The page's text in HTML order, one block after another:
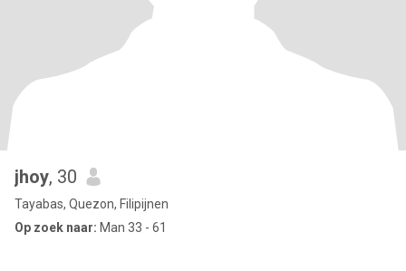
jhoy, 30
Tayabas, Quezon, Filipijnen
Op zoek naar: Man 33 - 61